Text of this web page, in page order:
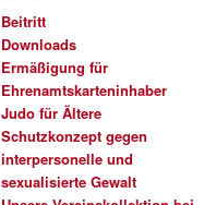
Beitritt
Downloads
Ermäßigung für
Ehrenamtskarteninhaber
Judo für Ältere
Schutzkonzept gegen
interpersonelle und
sexualisierte Gewalt